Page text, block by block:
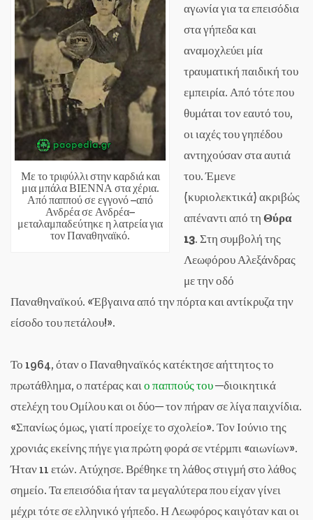
Με το τριφύλλι στην καρδιά και
μια μπάλα ΒΙΕΝΝΑ στα χέρια.
Από παππού σε εγγονό –από
Ανδρέα σε Ανδρέα–
μεταλαμπαδεύτηκε η λατρεία για
τον Παναθηναϊκό.
αγωνία για τα επεισόδια
στα γήπεδα και
αναμοχλεύει μία
τραυματική παιδική του
εμπειρία. Από τότε που
θυμάται τον εαυτό του,
οι ιαχές του γηπέδου
αντηχούσαν στα αυτιά
του. Έμενε
(κυριολεκτικά) ακριβώς
απέναντι από τηΘύρα
13. Στη συμβολή της
Λεωφόρου Αλεξάνδρας
με την οδό
Παναθηναϊκού. «Έβγαινα από την πόρτα και αντίκρυζα την
είσοδο του πετάλου!».
Το 1964, όταν ο Παναθηναϊκός κατέκτησε αήττητος το
πρωτάθλημα, ο πατέρας καιο παππούς του─διοικητικά
στελέχη του Ομίλου και οι δύο─ τον πήραν σε λίγα παιχνίδια.
«Σπανίως όμως, γιατί προείχε το σχολείο». Τον Ιούνιο της
χρονιάς εκείνης πήγε για πρώτη φορά σε ντέρμπι «αιωνίων».
Ήταν 11 ετών. Ατύχησε. Βρέθηκε τη λάθος στιγμή στο λάθος
σημείο. Τα επεισόδια ήταν τα μεγαλύτερα που είχαν γίνει
μέχρι τότε σε ελληνικό γήπεδο. Η Λεωφόρος καιγόταν και οι